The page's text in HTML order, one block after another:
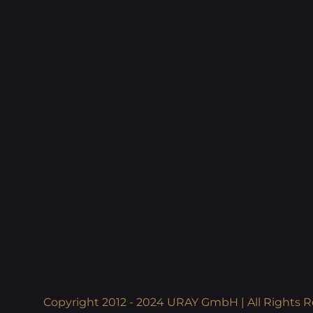
Copyright 2012 - 2024 URAY GmbH | All Rights